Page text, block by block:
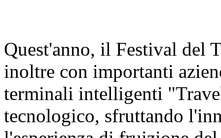
Quest'anno, il Festival del
inoltre con importanti
terminali intelligenti
tecnologico, sfruttando